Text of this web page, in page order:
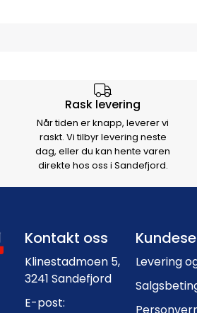
Rask levering
Når tiden er knapp, leverer vi
raskt. Vi tilbyr levering neste
dag, eller du kan hente varen
direkte hos oss i Sandefjord.
Kontakt oss
Klinestadmoen 5,
3241 Sandefjord
E-post:
Levering